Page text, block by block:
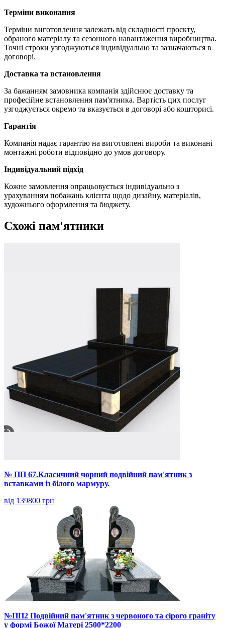
Терміни виконання
Терміни виготовлення залежать від складності проєкту,
обраного матеріалу та сезонного навантаження виробництва.
Точні строки узгоджуються індивідуально та зазначаються в
договорі.
Доставка та встановлення
За бажанням замовника компанія здійснює доставку та
професійне встановлення пам'ятника. Вартість цих послуг
узгоджується окремо та вказується в договорі або кошторисі.
Гарантія
Компанія надає гарантію на виготовлені вироби та виконані
монтажні роботи відповідно до умов договору.
Індивідуальний підхід
Кожне замовлення опрацьовується індивідуально з
урахуванням побажань клієнта щодо дизайну, матеріалів,
художнього оформлення та бюджету.
Схожі пам'ятники
№ ПП 67.Класичний чорний подвійний пам'ятник з
вставками із білого мармуру.
від 139800 грн
№ПП2 Подвійний пам'ятник з червоного та сірого граніту
у формі Божої Матері 2500*2200